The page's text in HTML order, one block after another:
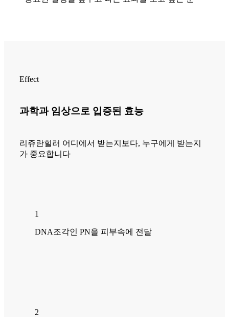
Effect
과학과 임상으로 입증된 효능
리쥬란힐러 어디에서 받는지보다, 누구에게 받는지
가 중요합니다
1
DNA조각인 PN을 피부속에 전달
2